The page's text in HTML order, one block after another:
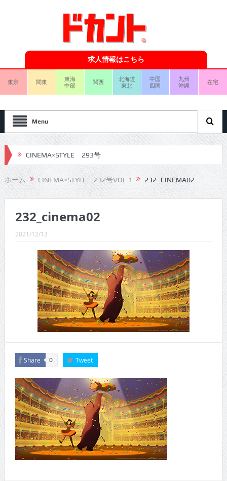
求人情報はこちら
東京 関東
東海
中部
関西
北海道
東北
中国
四国
九州
沖縄
在宅
Menu
CINEMA×STYLE 293号
CINEMA×STYLE 292号
CINEMA×STYLE 291号
CINEMA×STYLE 290号
CINEMA×STYLE 289号
CINEMA×STYLE 288号
CINEMA×STYLE 287号
CINEMA×STYLE 286号
CINEMA×STYLE 285号
CINEMA×STYLE 294号
ホーム CINEMA×STYLE 232号VOL.1 232_CINEMA02
232_cinema02
2021/12/13
Share 0 Tweet